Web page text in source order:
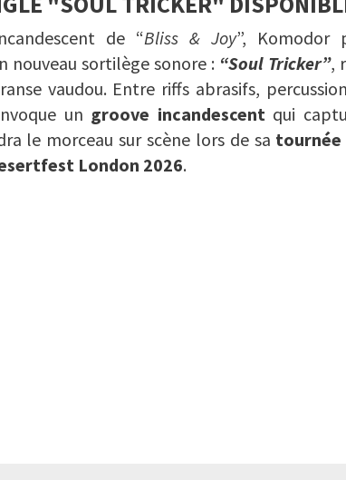
de “Bliss & Joy”, Komodor
nouveau sortilège sonore : “Soul Tricker”, r
vaudou. Entre riffs abrasifs,
un groove incandescent qui
le morceau sur scène lors de sa tournée
London 2026.